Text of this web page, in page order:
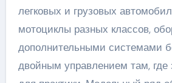
легковых и грузовых
мотоциклы разных классов,
дополнительными системами
двойным управлением там, где